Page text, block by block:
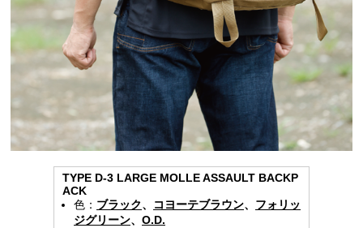
TYPE D-3 LARGE MOLLE ASSAULT BACKP
ACK
色： ブラック、 コヨーテブラウン、 フォリッ
ジグリーン、 O.D.